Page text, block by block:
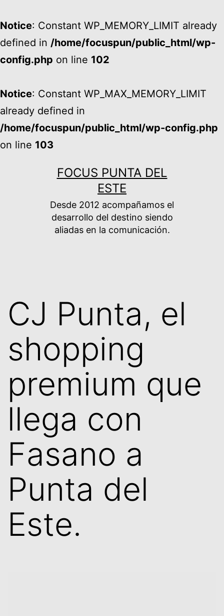
Notice: Constant WP_MEMORY_LIMIT already
defined in /home/focuspun/public_html/wp-
config.php on line 102
Notice: Constant WP_MAX_MEMORY_LIMIT
already defined in
/home/focuspun/public_html/wp-config.php
on line 103
FOCUS PUNTA DEL
ESTE
Desde 2012 acompañamos el
desarrollo del destino siendo
aliadas en la comunicación.
CJ Punta, el
shopping
premium que
llega con
Fasano a
Punta del
Este.